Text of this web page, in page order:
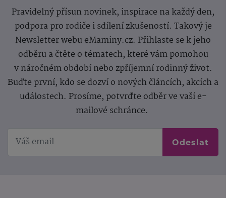
Pravidelný přísun novinek, inspirace na každý den,
podpora pro rodiče i sdílení zkušeností. Takový je
Newsletter webu eMaminy.cz. Přihlaste se k jeho
odběru a čtěte o tématech, které vám pomohou
v náročném období nebo zpříjemní rodinný život.
Buďte první, kdo se dozví o nových článcích, akcích a
událostech. Prosíme, potvrďte odběr ve vaší e-
mailové schránce.
Odeslat